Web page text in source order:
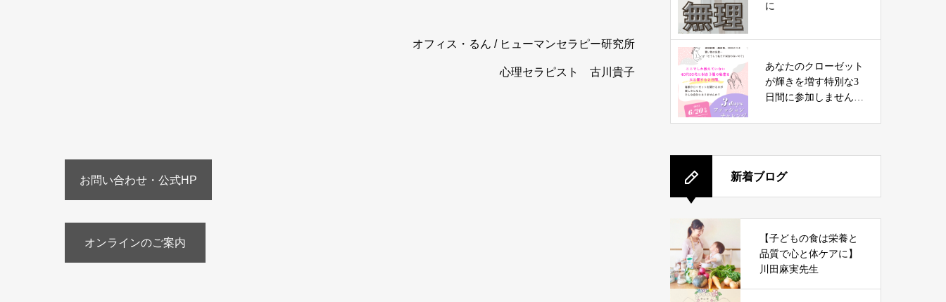
オフィス・るん / ヒューマンセラピー研究所
心理セラピスト 古川貴子
お問い合わせ・公式HP
オンラインのご案内
に
あなたのクローゼット
が輝きを増す特別な3
日間に参加しません
新着ブログ
【子どもの食は栄養と
品質で心と体ケアに】
川田麻実先生